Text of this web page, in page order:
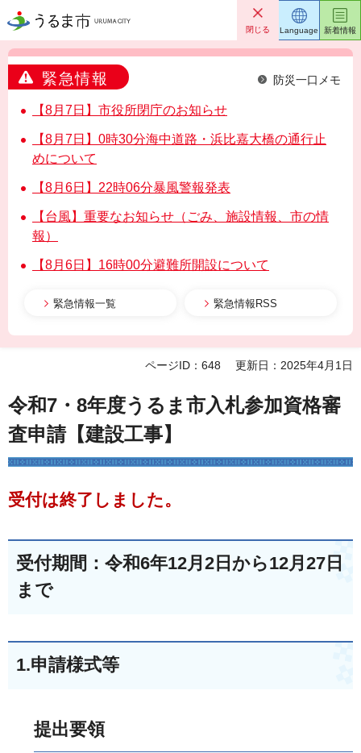
うるま市 閉じる
緊急情報 防災一口メモ
【8月7日】市役所閉庁のお知らせ
【8月7日】0時30分海中道路・浜比嘉大橋の通行止
めについて
【8月6日】22時06分暴風警報発表
【台風】重要なお知らせ（ごみ、施設情報、市の情
報）
【8月6日】16時00分避難所開設について
緊急情報一覧 緊急情報RSS
Language 新着情報
ページID：648 更新日：2025年4月1日
令和7・8年度うるま市入札参加資格審
査申請【建設工事】
受付は終了しました。
受付期間：令和6年12月2日から12月27日
まで
1.申請様式等
提出要領